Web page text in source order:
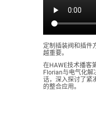
定制插装阀和插件
越重要。
在HAWE技术播客
Florian与电气化解
话，深入探讨了紧
的整合应用。